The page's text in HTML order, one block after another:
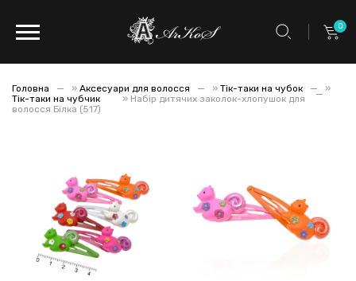
0
Головна » Аксесуари для волосся » Тік-таки на чубок
»
Тік-таки на чубчик
» Набір дитячих заколок-хлопушок для
волосся Білка (517)